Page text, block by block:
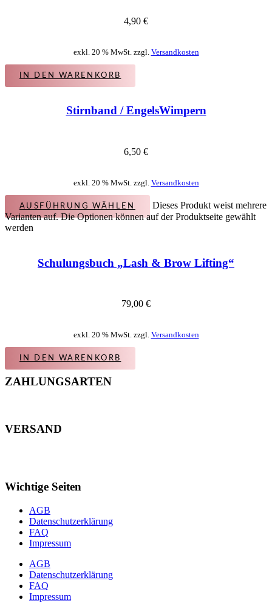
4,90 €
exkl. 20 % MwSt. zzgl. Versandkosten
IN DEN WARENKORB
Stirnband / EngelsWimpern
6,50 €
exkl. 20 % MwSt. zzgl. Versandkosten
AUSFÜHRUNG WÄHLEN
Dieses Produkt weist mehrere
Varianten auf. Die Optionen können auf der Produktseite gewählt
werden
Schulungsbuch „Lash & Brow Lifting“
79,00 €
exkl. 20 % MwSt. zzgl. Versandkosten
IN DEN WARENKORB
ZAHLUNGSARTEN
VERSAND
Wichtige Seiten
AGB
Datenschutzerklärung
FAQ
Impressum
AGB
Datenschutzerklärung
FAQ
Impressum